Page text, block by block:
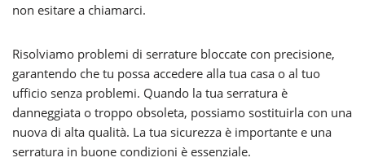
non esitare a chiamarci.
Risolviamo problemi di serrature bloccate con precisione,
garantendo che tu possa accedere alla tua casa o al tuo
ufficio senza problemi. Quando la tua serratura è
danneggiata o troppo obsoleta, possiamo sostituirla con una
nuova di alta qualità. La tua sicurezza è importante e una
serratura in buone condizioni è essenziale.